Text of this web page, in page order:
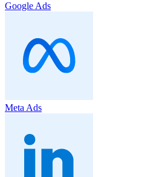
Google Ads
Meta Ads